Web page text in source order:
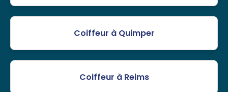
Coiffeur à Quimper
Coiffeur à Reims